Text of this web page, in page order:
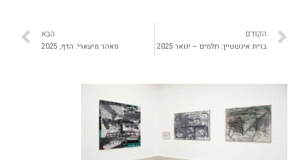
הקודם
ברית אינשטיין: תלמים – ינואר 2025
הבא
סאהר מיעארי: הדף, 2025